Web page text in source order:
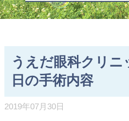
うえだ眼科クリニ
日の手術内容
2019年07月30日